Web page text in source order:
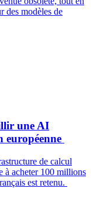
des modèles de
une AI
européenne
de calcul
à acheter 100 millions
est retenu.